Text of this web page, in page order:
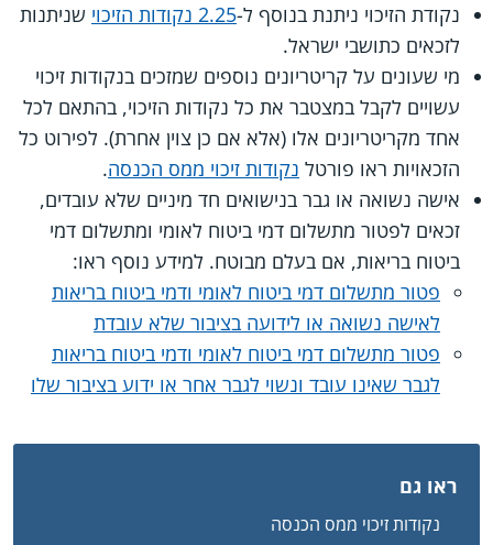
נקודת הזיכוי ניתנת בנוסף ל-2.25 נקודות הזיכוי
שניתנות
לזכאים כתושבי ישראל.
מי שעונים על קריטריונים נוספים שמזכים בנקודות זיכוי
עשויים לקבל במצטבר את כל נקודות הזיכוי, בהתאם לכל
אחד מקריטריונים אלו (אלא אם כן צוין אחרת). לפירוט כל
הזכאויות ראו פורטל נקודות זיכוי ממס הכנסה.
אישה נשואה או גבר בנישואים חד מיניים שלא עובדים,
זכאים לפטור מתשלום דמי ביטוח לאומי ומתשלום דמי
ביטוח בריאות, אם בעלם מבוטח. למידע נוסף ראו:
פטור מתשלום דמי ביטוח לאומי ודמי ביטוח בריאות
לאישה נשואה או לידועה בציבור שלא עובדת
פטור מתשלום דמי ביטוח לאומי ודמי ביטוח בריאות
לגבר שאינו עובד ונשוי לגבר אחר או ידוע בציבור שלו
ראו גם
נקודות זיכוי ממס הכנסה